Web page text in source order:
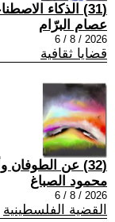
(31) الذكاء الاصطناعي وتأثيره في الثقافة والوظائف
عصام البرّام
2026 / 8 / 6
قضايا ثقافية
(32) عن الطوفان وأشياء أخرى (64)
محمود الصباغ
2026 / 8 / 6
القضية الفلسطينية